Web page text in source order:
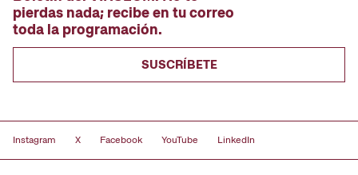
pierdas nada; recibe en tu correo
toda la programación.
SUSCRÍBETE
Instagram X Facebook YouTube LinkedIn